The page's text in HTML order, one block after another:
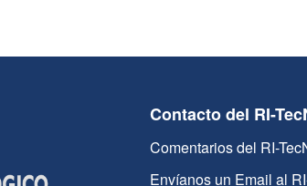
Contacto del RI-
Comentarios del RI-
Envíanos un Email al